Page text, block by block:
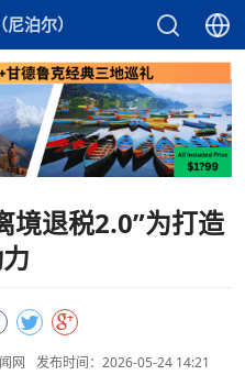
泊尔）
境退税2.0”为打造
网
发布时间：2026-05-24 14:21